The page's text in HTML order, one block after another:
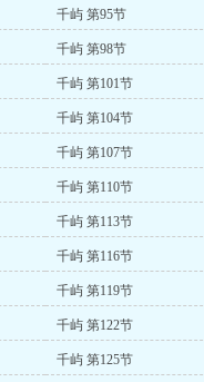
千屿 第95节
千屿 第98节
千屿 第101节
千屿 第104节
千屿 第107节
千屿 第110节
千屿 第113节
千屿 第116节
千屿 第119节
千屿 第122节
千屿 第125节